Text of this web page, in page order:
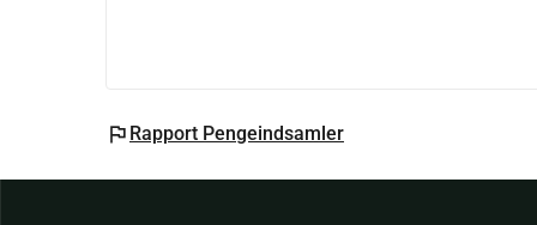
flag Rapport Pengeindsamler